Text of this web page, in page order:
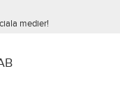
medier!